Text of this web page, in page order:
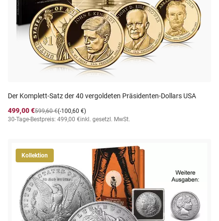
Der Komplett-Satz der 40 vergoldeten Präsidenten-Dollars USA
499,00 €
(-100,60 €)
599,60 €
30-Tage-Bestpreis: 499,00 €inkl. gesetzl. MwSt.
Kollektion